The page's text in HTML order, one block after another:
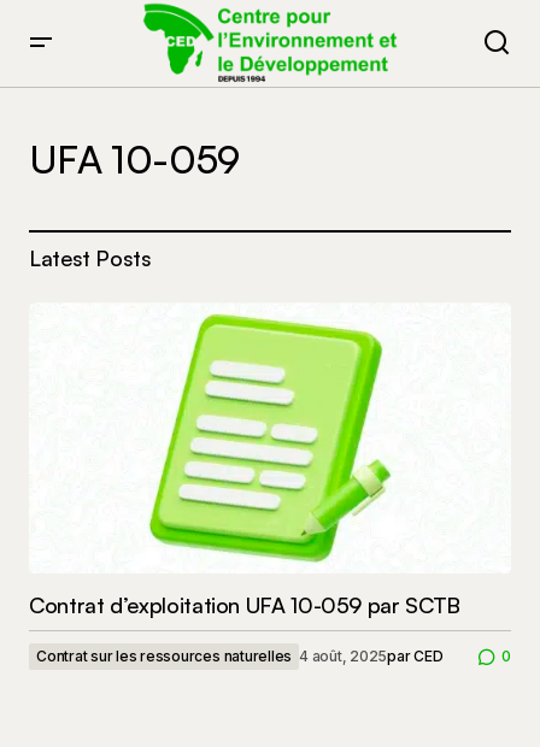
UFA 10-059
Latest Posts
Contrat d’exploitation UFA 10-059 par SCTB
Contrat sur les ressources naturelles 4 août, 2025parCED 0